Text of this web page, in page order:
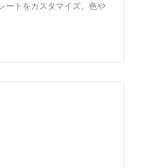
ートをカスタマイズ。色や